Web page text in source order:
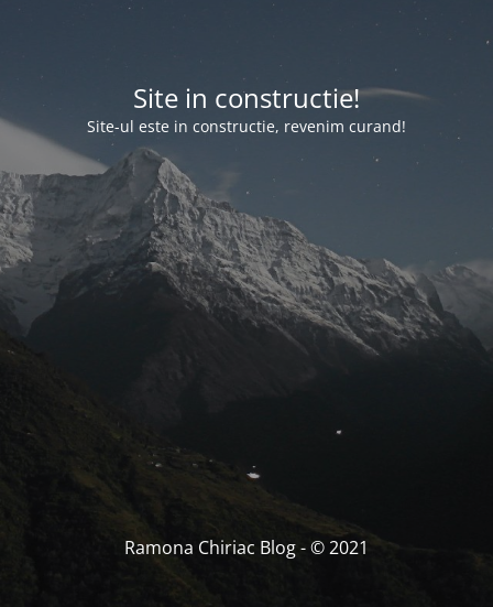
Site in constructie!
Site-ul este in constructie, revenim curand!
Ramona Chiriac Blog - © 2021